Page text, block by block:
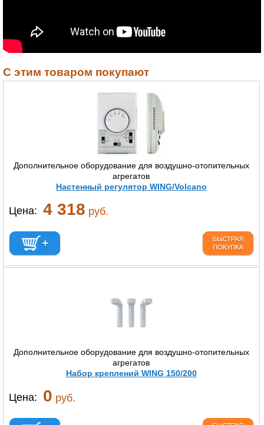
С этим товаром покупают
Дополнительное оборудование для воздушно-отопительных
агрегатов
Настенный регулятор WING/Volcano
Цена: 4 318 руб.
Дополнительное оборудование для воздушно-отопительных
агрегатов
Набор креплений WING 150/200
Цена: 0 руб.